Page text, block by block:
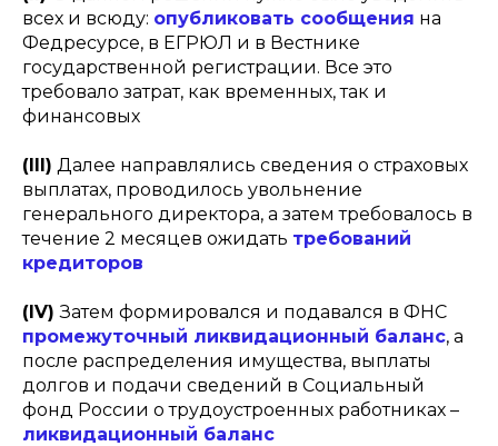
всех и всюду: опубликовать сообщения на
Федресурсе, в ЕГРЮЛ и в Вестнике
государственной регистрации. Все это
требовало затрат, как временных, так и
финансовых
(III) Далее направлялись сведения о страховых
выплатах, проводилось увольнение
генерального директора, а затем требовалось в
течение 2 месяцев ожидать требований
кредиторов
(IV)Затем формировался и подавался в ФНС
промежуточный ликвидационный баланс, а
после распределения имущества, выплаты
долгов и подачи сведений в Социальный
фонд России о трудоустроенных работниках –
ликвидационный баланс